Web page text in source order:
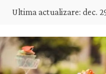
Ultima actualizare: dec.